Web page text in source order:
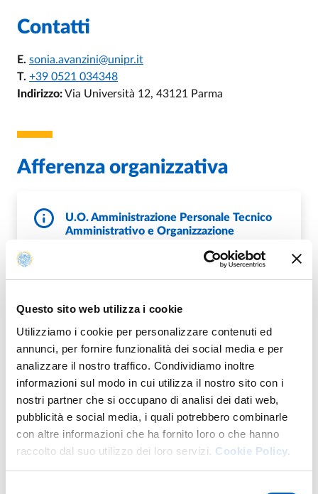
Questo sito web utilizza i cookie
Utilizziamo i cookie per personalizzare contenuti ed
annunci, per fornire funzionalità dei social media e per
analizzare il nostro traffico. Condividiamo inoltre
informazioni sul modo in cui utilizza il nostro sito con i
nostri partner che si occupano di analisi dei dati web,
pubblicità e social media, i quali potrebbero combinarle
con altre informazioni che ha fornito loro o che hanno
raccolto dal suo utilizzo dei loro servizi. Cookie Policy.
Contatti
E. sonia.avanzini@unipr.it
T. +39 0521 034348
Indirizzo:Via Università 12, 43121 Parma
Afferenza organizzativa
U.O. Amministrazione Personale Tecnico
Amministrativo e Organizzazione
P. sett.perstecnicoamm@pec.unipr.it
Altro personale della struttura a questo
indirizzo
Personale tecnico amministrativo